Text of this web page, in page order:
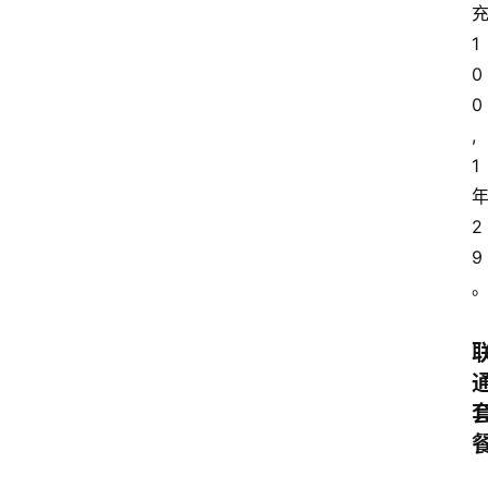
充
1
0
0
,
1
年
2
9
。